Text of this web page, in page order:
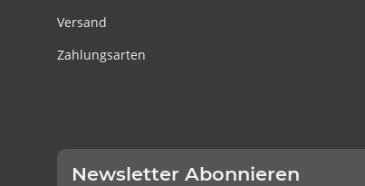
Versand
Zahlungsarten
Newsletter Abonnieren